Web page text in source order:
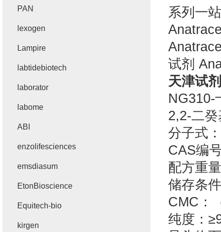
系列一
试剂
天津试
NG310-
2,2-二
分子式：
CAS编
配方重
储存条
CMC ：
纯度：≥
PAN
lexogen
Lampire
labtidebiotech
laborator
labome
ABI
enzolifesciences
emsdiasum
EtonBioscience
Equitech-bio
kirgen